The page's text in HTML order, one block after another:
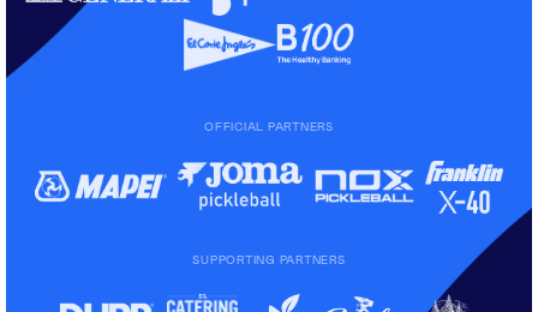
OFFICIAL PARTNERS
SUPPORTING PARTNERS